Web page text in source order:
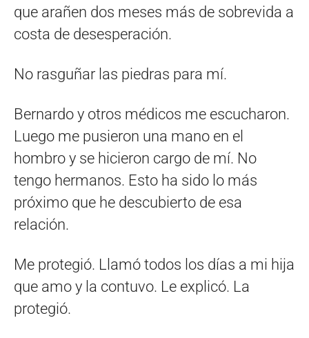
que arañen dos meses más de sobrevida a
costa de desesperación.
No rasguñar las piedras para mí.
Bernardo y otros médicos me escucharon.
Luego me pusieron una mano en el
hombro y se hicieron cargo de mí. No
tengo hermanos. Esto ha sido lo más
próximo que he descubierto de esa
relación.
Me protegió. Llamó todos los días a mi hija
que amo y la contuvo. Le explicó. La
protegió.